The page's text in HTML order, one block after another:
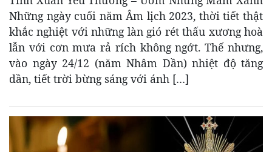
Những ngày cuối năm Âm lịch 2023, thời tiết thật
khắc nghiệt với những làn gió rét thấu xương hoà
lẫn với cơn mưa rả rích không ngớt. Thế nhưng,
vào ngày 24/12 (năm Nhâm Dần) nhiệt độ tăng
dần, tiết trời bừng sáng với ánh […]